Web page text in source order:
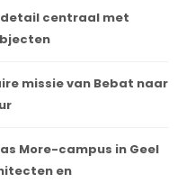
centraal met
missie van Bebat naar
More-campus in Geel
en